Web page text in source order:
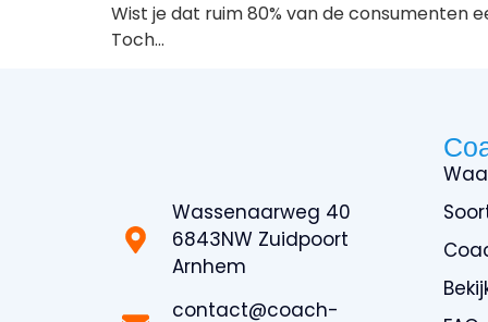
Wist je dat ruim 80% van de consumenten
Toch…
Wassenaarweg 40
6843NW Zuidpoort
Arnhem
contact@coach-